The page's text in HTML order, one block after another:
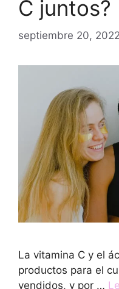
C juntos?
septiembre 20, 2022
La vitamina C y el
productos para el
vendidos, y por …